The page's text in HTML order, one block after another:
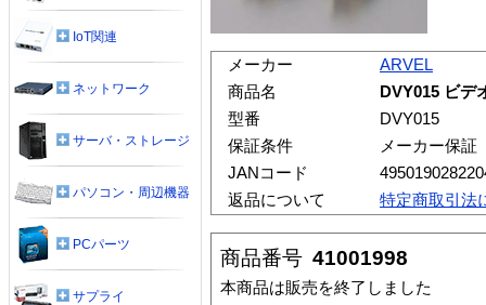
メーカー
ARVEL
商品名
DVY015 ビデ
型番
DVY015
保証条件
メーカー保証
JANコード
返品について
特定商取引法
商品番号 41001998
本商品は販売を終了しました
IoT関連
ネットワーク
サーバ・ストレージ
パソコン・周辺機器
PCパーツ
サプライ